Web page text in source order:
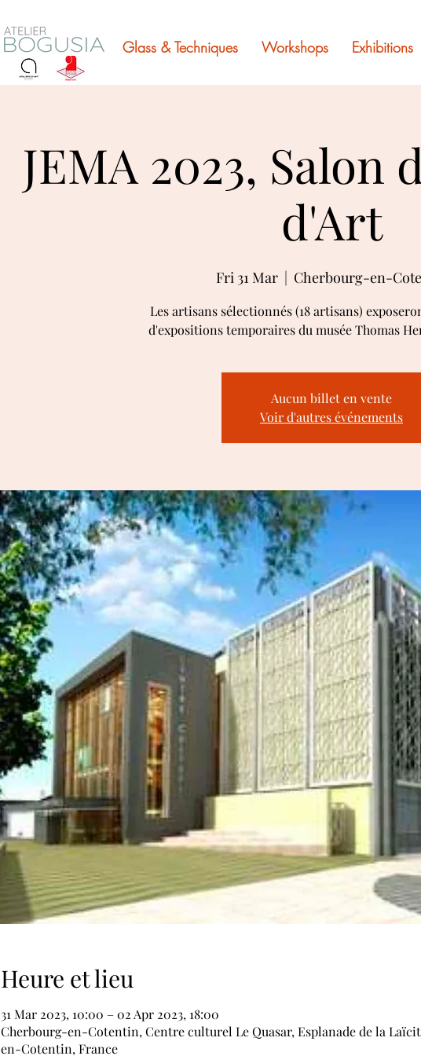
Glass & Techniques Workshops Exhibitions
JEMA 2023, Salon
d'Art
Fri 31 Mar
  |
Cherbourg-en-
Les artisans sélectionnés (18 artisans)
d'expositions temporaires du musée Thomas
Aucun billet en vente
Voir d'autres événements
Heure et lieu
31 Mar 2023, 10:00 – 02 Apr 2023, 18:00
Cherbourg-en-Cotentin, Centre culturel Le Quasar, Esplanade de la
en-Cotentin, France